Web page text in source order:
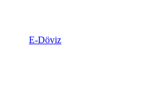
E-Döviz